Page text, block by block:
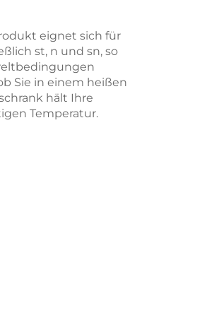
eignet sich für
st, n und sn, so
Sie in einem heißen
hält Ihre
Temperatur.